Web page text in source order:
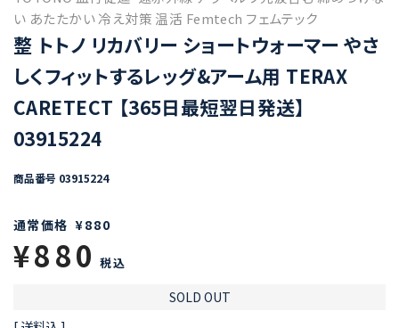
い あたたかい 冷え対策 温活 Femtech フェムテック
整 トトノ リカバリー ショートウォーマー やさ
しくフィットするレッグ&アーム用 TERAX
CARETECT 【365日最短翌日発送】
03915224
商品番号 03915224
通常価格 ¥880
¥880 税込
SOLD OUT